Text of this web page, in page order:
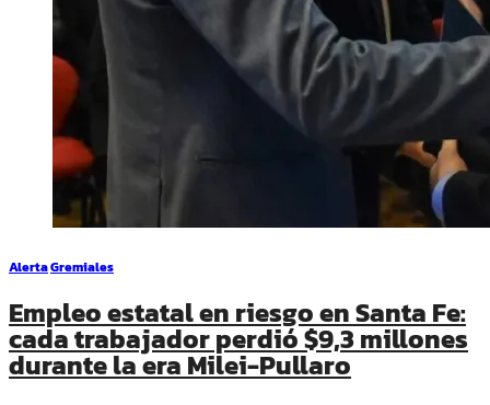
AlertaGremiales
Empleo estatal en riesgo en Santa Fe:
cada trabajador perdió $9,3 millones
durante la era Milei-Pullaro